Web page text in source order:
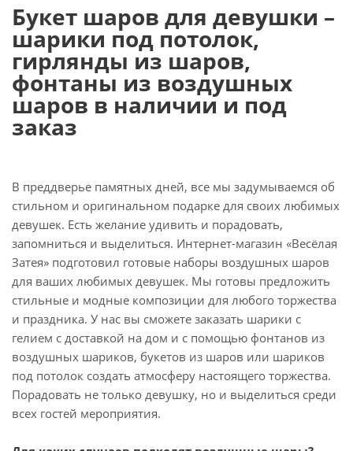
Букет шаров для девушки –
шарики под потолок,
гирлянды из шаров,
фонтаны из воздушных
шаров в наличии и под
заказ
В преддверье памятных дней, все мы задумываемся об
стильном и оригинальном подарке для своих любимых
девушек. Есть желание удивить и порадовать,
запомниться и выделиться. Интернет-магазин «Весёлая
Затея» подготовил готовые наборы воздушных шаров
для ваших любимых девушек. Мы готовы предложить
стильные и модные композиции для любого торжества
и праздника. У нас вы сможете заказать шарики с
гелием с доставкой на дом и с помощью фонтанов из
воздушных шариков, букетов из шаров или шариков
под потолок создать атмосферу настоящего торжества.
Порадовать не только девушку, но и выделиться среди
всех гостей мероприятия.